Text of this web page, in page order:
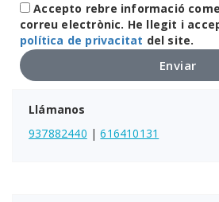
Accepto rebre informació
correu electrònic. He llegit i
política de privacitat del site.
Enviar
Llámanos
937882440 |616410131